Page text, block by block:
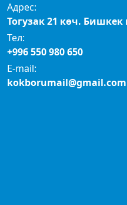
Адрес:
Тогузак 21 көч.
Тел:
+996 550 980 650
E-mail:
kokborumail@gmail.com